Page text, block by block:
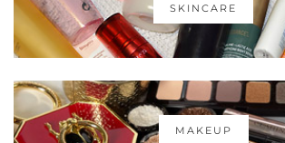
SKINCARE
MAKEUP